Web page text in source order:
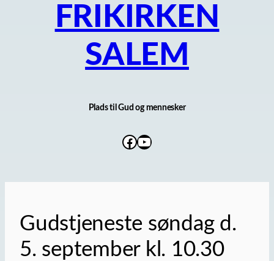
FRIKIRKEN
SALEM
Plads til Gud og mennesker
Facebook
YouTube
Gudstjeneste søndag d.
5. september kl. 10.30